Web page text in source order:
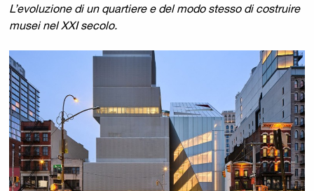
L’evoluzione di un quartiere e del modo stesso di costruire
musei nel XXI secolo.